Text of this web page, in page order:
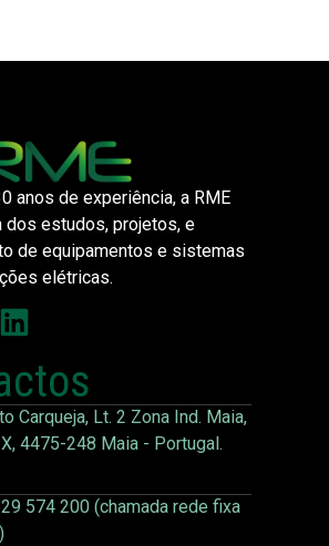
anos de experiência, a RME
dos estudos, projetos, e
de equipamentos e sistemas
elétricas.
Carqueja, Lt. 2 Zona Ind. Maia,
X, 4475-248 Maia - Portugal.
574 200 (chamada rede fixa